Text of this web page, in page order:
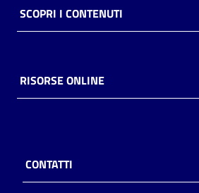
Piani
Decentrate
SCOPRI I CONTENUTI
RISORSE ONLINE
CONTATTI